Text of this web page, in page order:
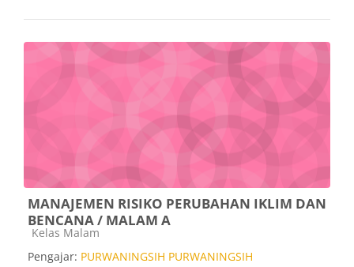
MANAJEMEN RISIKO PERUBAHAN IKLIM DAN
BENCANA / MALAM A
Kategori kursus
Kelas Malam
Pengajar: PURWANINGSIH PURWANINGSIH